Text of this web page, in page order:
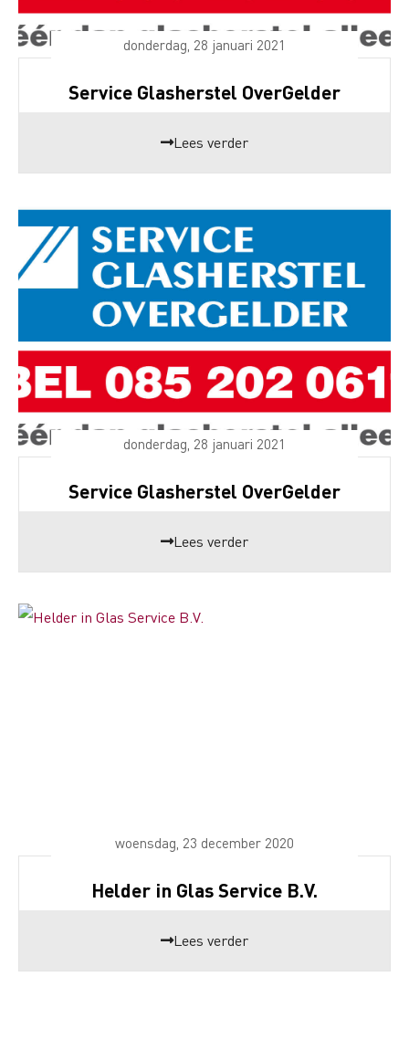
donderdag, 28 januari 2021
Service Glasherstel OverGelder
Lees verder
donderdag, 28 januari 2021
Service Glasherstel OverGelder
Lees verder
woensdag, 23 december 2020
Helder in Glas Service B.V.
Lees verder